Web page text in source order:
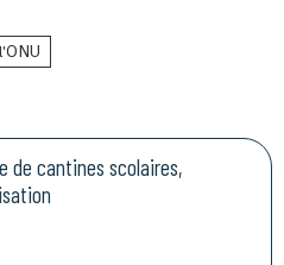
de cantines scolaires,